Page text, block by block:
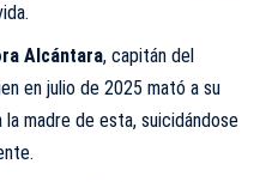
Alcántara, capitán del
en julio de 2025 mató a su
la madre de esta, suicidándose